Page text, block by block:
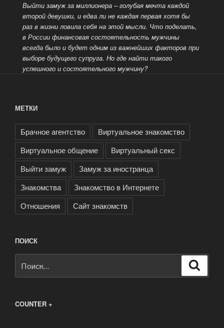
Выйти замуж за миллионера – голубая мечта каждой
второй девушки, и едва ли не каждая первая хотя бы
раз в жизни ловила себя на этой мысли. Что поделать,
в России финансовая состоятельность мужчины
всегда было и будет одним из важнейших факторов при
выборе будущего супруга. Но где найти такого
успешного и состоятельного мужчину?
МЕТКИ
Брачное агентство
Виртуальное знакомство
Виртуальное общение
Виртуальный секс
Выйти замуж
Замуж за иностранца
Знакомства
Знакомство в Интернете
Отношения
Сайт знакомств
ПОИСК
COUNTER +